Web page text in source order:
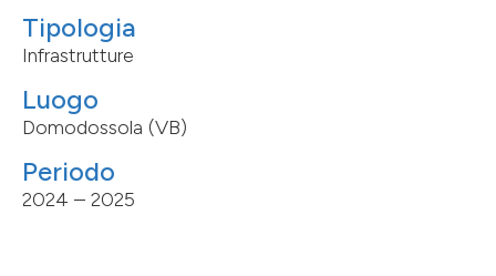
Tipologia
Infrastrutture
Luogo
Domodossola (VB)
Periodo
2024 – 2025